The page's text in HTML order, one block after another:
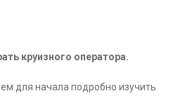
круизного оператора.
для начала подробно изучить